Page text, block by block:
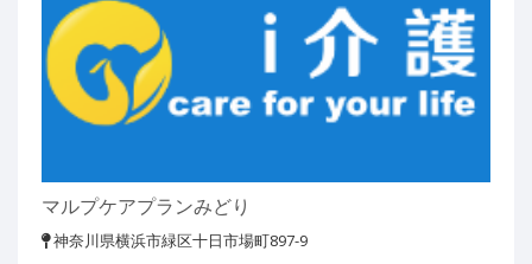
マルプケアプランみどり
神奈川県横浜市緑区十日市場町897-9